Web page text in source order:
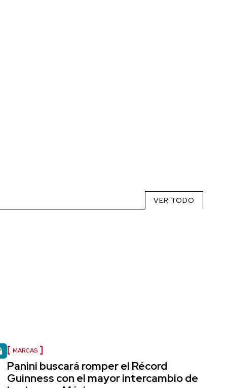
VER TODO
MARCAS
Panini buscará romper el Récord
Guinness con el mayor intercambio de